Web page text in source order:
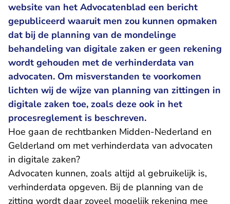
website van het Advocatenblad een bericht
gepubliceerd waaruit men zou kunnen opmaken
dat bij de planning van de mondelinge
behandeling van digitale zaken er geen rekening
wordt gehouden met de verhinderdata van
advocaten. Om misverstanden te voorkomen
lichten wij de wijze van planning van zittingen in
digitale zaken toe, zoals deze ook in het
procesreglement is beschreven.
Hoe gaan de rechtbanken Midden-Nederland en
Gelderland om met verhinderdata van advocaten
in digitale zaken?
Advocaten kunnen, zoals altijd al gebruikelijk is,
verhinderdata opgeven. Bij de planning van de
zitting wordt daar zoveel mogelijk rekening mee